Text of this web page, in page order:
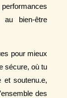
performances
au bien-être
pour mieux
sécure, où tu
et soutenu.e,
des